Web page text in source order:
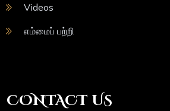
Videos
எம்மைப் பற்றி
CONTACT US